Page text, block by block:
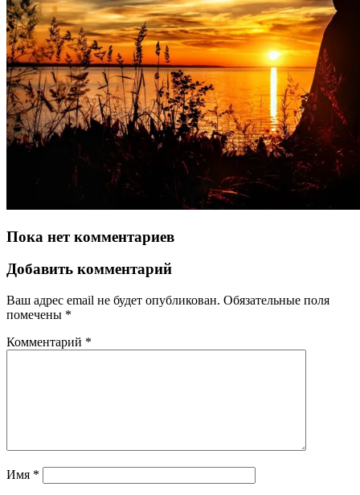
Пока нет комментариев
Добавить комментарий
Ваш адрес email не будет опубликован. Обязательные поля
помечены *
Комментарий *
Имя *